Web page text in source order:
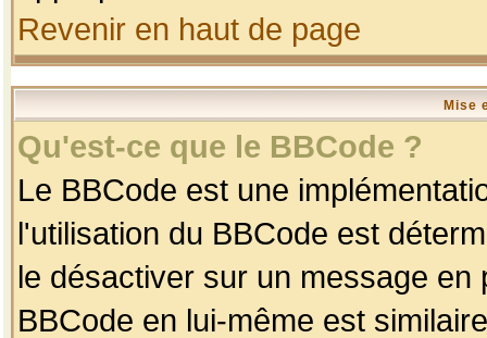
Revenir en haut de page
Mise
Qu'est-ce que le BBCode ?
Le BBCode est une
l'utilisation du BBCode est
le désactiver sur un message
BBCode en lui-même est